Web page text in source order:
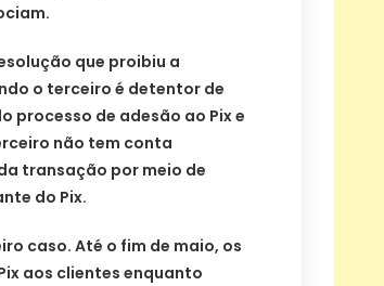
que proibiu a
o terceiro é detentor de
processo de adesão ao Pix e
não tem conta
transação por meio de
do Pix.
caso. Até o fim de maio, os
aos clientes enquanto